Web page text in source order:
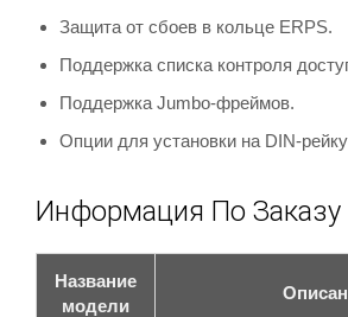
Защита от сбоев в кольце ERPS.
Поддержка списка контроля
Поддержка Jumbo-фреймов.
Опции для установки на DIN-
Информация По Заказу
Название
модели